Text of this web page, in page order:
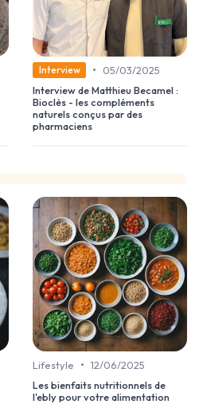
Interview •
05/03/2025
Interview de Matthieu Becamel :
Bioclès - les compléments
naturels conçus par des
pharmaciens
Lifestyle • 12/06/2025
Les bienfaits nutritionnels de
l'ebly pour votre alimentation